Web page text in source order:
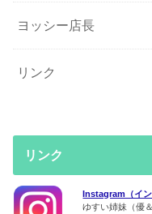
ヨッシー店長
リンク
リンク
Instagram（イン
ゆすい姉妹（優